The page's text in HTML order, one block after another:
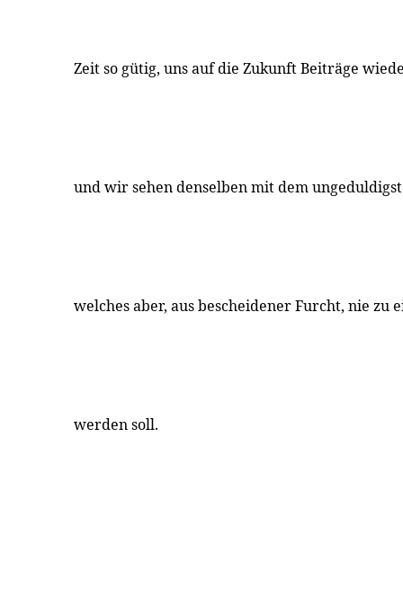
Zeit so gütig, uns auf die Zukunft Beiträge
und wir sehen denselben mit dem
welches aber, aus bescheidener Furcht, nie zu
werden soll.